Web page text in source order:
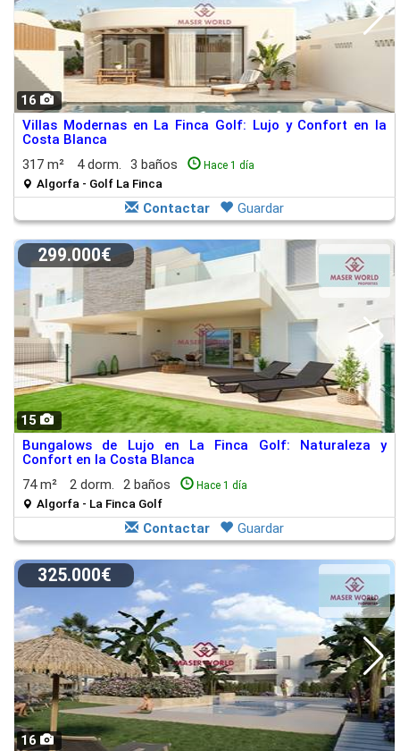
16
Villas Modernas en La Finca Golf: Lujo y Confort en la
Costa Blanca
317 m²
4 dorm. 3 baños Hace 1 día
Algorfa - Golf La Finca
Contactar Guardar
15
299.000€
Bungalows de Lujo en La Finca Golf: Naturaleza y
Confort en la Costa Blanca
74 m²
2 dorm. 2 baños Hace 1 día
Algorfa - La Finca Golf
Contactar Guardar
16
325.000€